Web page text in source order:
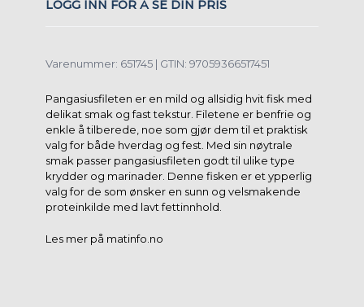
LOGG INN FOR Å SE DIN PRIS
Varenummer: 651745 | GTIN: 97059366517451
Pangasiusfileten er en mild og allsidig hvit fisk med
delikat smak og fast tekstur. Filetene er benfrie og
enkle å tilberede, noe som gjør dem til et praktisk
valg for både hverdag og fest. Med sin nøytrale
smak passer pangasiusfileten godt til ulike type
krydder og marinader. Denne fisken er et ypperlig
valg for de som ønsker en sunn og velsmakende
proteinkilde med lavt fettinnhold.
Les mer på matinfo.no